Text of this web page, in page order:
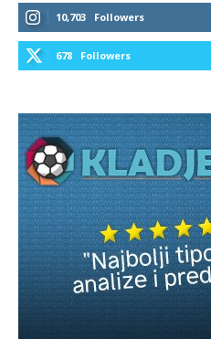
10,703 Followers
678 Followers